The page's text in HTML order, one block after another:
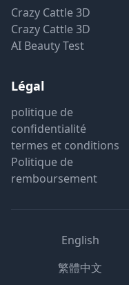
Crazy Cattle 3D
Crazy Cattle 3D
AI Beauty Test
Légal
politique de
confidentialité
termes et conditions
Politique de
remboursement
English
繁體中文